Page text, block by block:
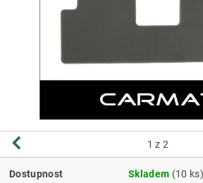
1 z 2
Dostupnost Skladem (10 ks)